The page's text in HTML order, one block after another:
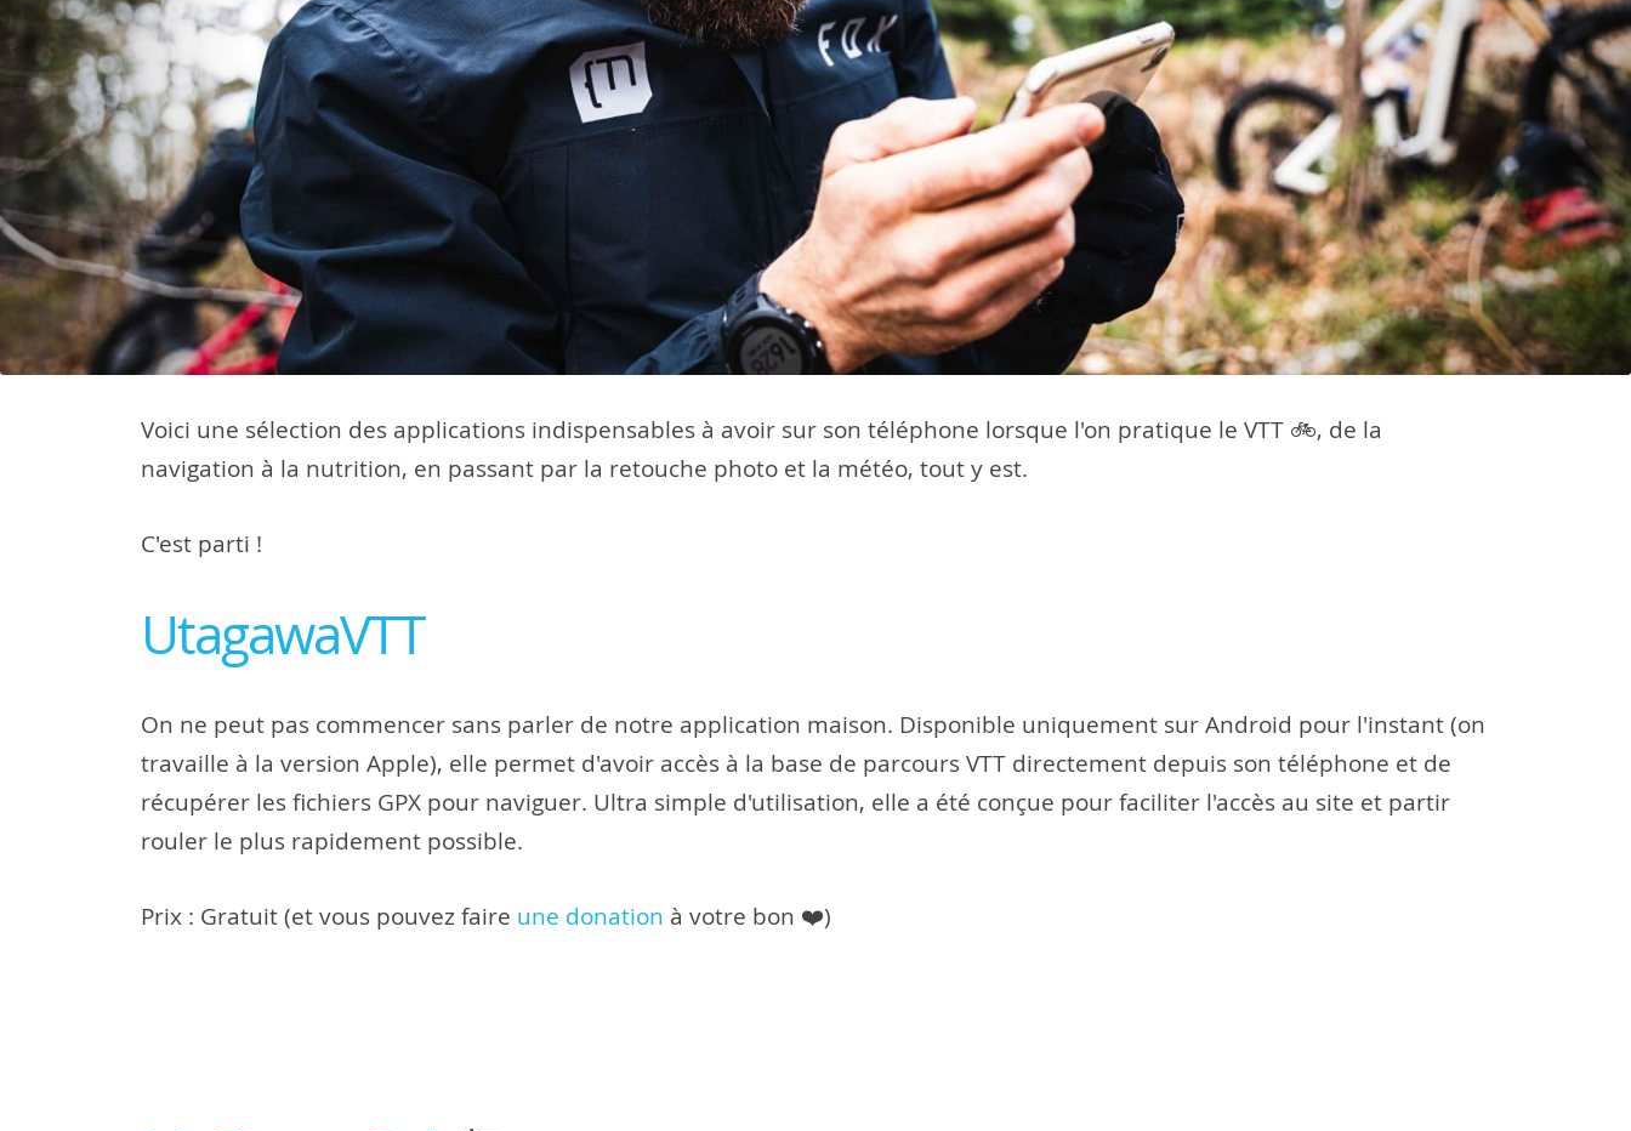
Voici une sélection des applications indispensables à avoir sur son téléphone lorsque l'on pratique le VTT 🚲, de la
navigation à la nutrition, en passant par la retouche photo et la météo, tout y est.
C'est parti !
UtagawaVTT
On ne peut pas commencer sans parler de notre application maison. Disponible uniquement sur Android pour l'instant (on
travaille à la version Apple), elle permet d'avoir accès à la base de parcours VTT directement depuis son téléphone et de
récupérer les fichiers GPX pour naviguer. Ultra simple d'utilisation, elle a été conçue pour faciliter l'accès au site et partir
rouler le plus rapidement possible.
Prix : Gratuit (et vous pouvez faire une donation à votre bon ❤️)